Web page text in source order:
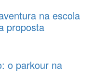
na escola
proposta
o parkour na